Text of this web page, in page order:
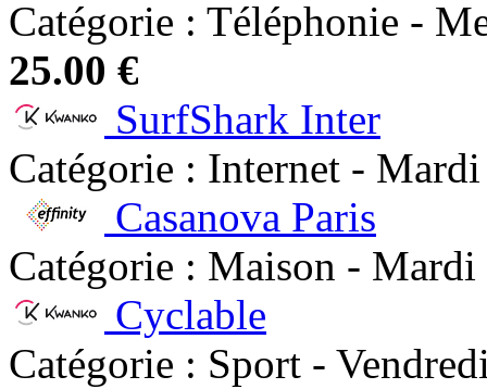
Catégorie : Téléphonie -
25.00 €
SurfShark Inter
Catégorie : Internet -
Casanova Paris
Catégorie : Maison -
Cyclable
Catégorie : Sport -